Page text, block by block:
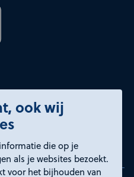
ook wij
die op je
als je websites bezoekt.
voor het bijhouden van